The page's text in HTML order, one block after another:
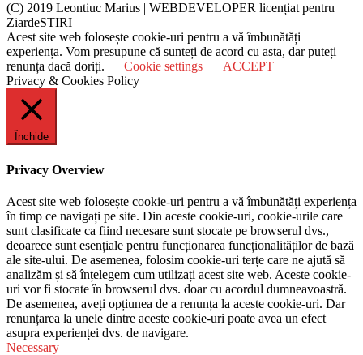
(C) 2019 Leontiuc Marius | WEBDEVELOPER licențiat pentru
ZiardeSTIRI
Acest site web folosește cookie-uri pentru a vă îmbunătăți
experiența. Vom presupune că sunteți de acord cu asta, dar puteți
renunța dacă doriți.
Cookie settings
ACCEPT
Privacy & Cookies Policy
Închide
Privacy Overview
Acest site web folosește cookie-uri pentru a vă îmbunătăți experiența
în timp ce navigați pe site. Din aceste cookie-uri, cookie-urile care
sunt clasificate ca fiind necesare sunt stocate pe browserul dvs.,
deoarece sunt esențiale pentru funcționarea funcționalităților de bază
ale site-ului. De asemenea, folosim cookie-uri terțe care ne ajută să
analizăm și să înțelegem cum utilizați acest site web. Aceste cookie-
uri vor fi stocate în browserul dvs. doar cu acordul dumneavoastră.
De asemenea, aveți opțiunea de a renunța la aceste cookie-uri. Dar
renunțarea la unele dintre aceste cookie-uri poate avea un efect
asupra experienței dvs. de navigare.
Necessary